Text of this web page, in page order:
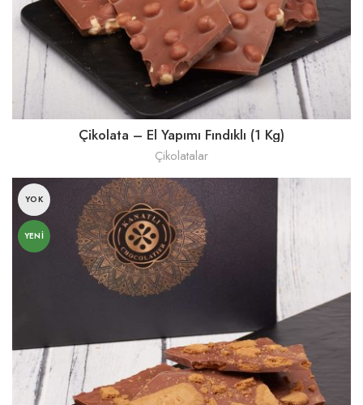
Çikolata – El Yapımı Fındıklı (1 Kg)
Çikolatalar
YOK
YENI